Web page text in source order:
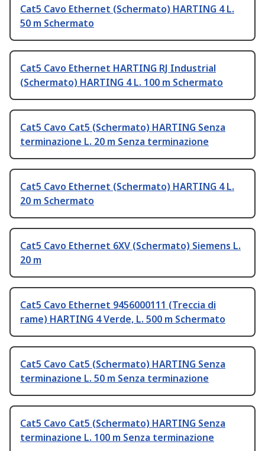
Cat5 Cavo Ethernet (Schermato) HARTING 4 L.
50 m Schermato
Cat5 Cavo Ethernet HARTING RJ Industrial
(Schermato) HARTING 4 L. 100 m Schermato
Cat5 Cavo Cat5 (Schermato) HARTING Senza
terminazione L. 20 m Senza terminazione
Cat5 Cavo Ethernet (Schermato) HARTING 4 L.
20 m Schermato
Cat5 Cavo Ethernet 6XV (Schermato) Siemens L.
20 m
Cat5 Cavo Ethernet 9456000111 (Treccia di
rame) HARTING 4 Verde, L. 500 m Schermato
Cat5 Cavo Cat5 (Schermato) HARTING Senza
terminazione L. 50 m Senza terminazione
Cat5 Cavo Cat5 (Schermato) HARTING Senza
terminazione L. 100 m Senza terminazione